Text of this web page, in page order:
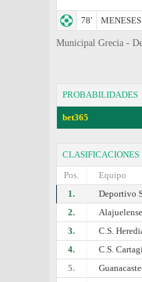
78'
Municipal Grecia -
PROBABILIDADES
bet365
CLASIFICACIONES
Pos.
Equipo
1.
Deportivo
2.
Alajuelense
3.
C.S.
4.
C.S.
5.